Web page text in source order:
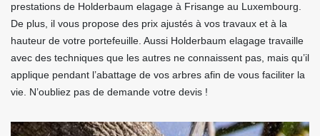
prestations de Holderbaum elagage à Frisange au Luxembourg.
De plus, il vous propose des prix ajustés à vos travaux et à la
hauteur de votre portefeuille. Aussi Holderbaum elagage travaille
avec des techniques que les autres ne connaissent pas, mais qu’il
applique pendant l’abattage de vos arbres afin de vous faciliter la
vie. N’oubliez pas de demande votre devis !